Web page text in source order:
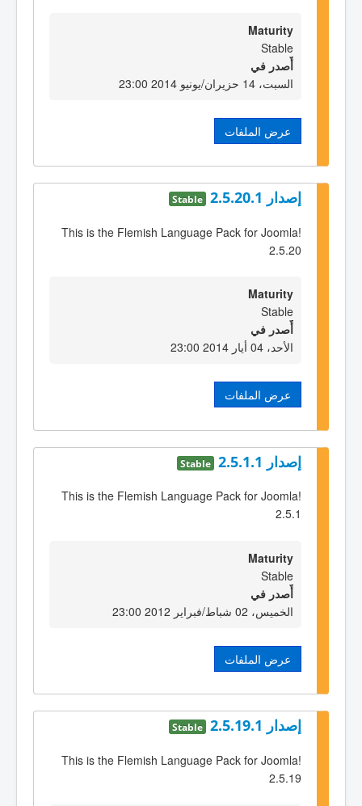
Maturity
Stable
أٌصدر في
السبت، 14 حزيران/يونيو 2014 23:00
عرض الملفات
إصدار 2.5.20.1 Stable
This is the Flemish Language Pack for Joomla!
2.5.20
Maturity
Stable
أٌصدر في
الأحد، 04 أيار 2014 23:00
عرض الملفات
إصدار 2.5.1.1 Stable
This is the Flemish Language Pack for Joomla!
2.5.1
Maturity
Stable
أٌصدر في
الخميس، 02 شباط/فبراير 2012 23:00
عرض الملفات
إصدار 2.5.19.1 Stable
This is the Flemish Language Pack for Joomla!
2.5.19